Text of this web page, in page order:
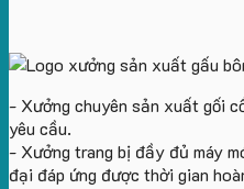
- Xưởng chuyên sản xuất gối
yêu cầu.
- Xưởng trang bị đầy đủ máy
đại đáp ứng được thời gian